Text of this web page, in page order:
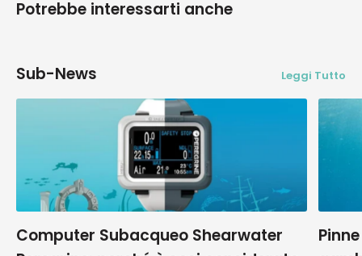
Potrebbe interessarti anche
Sub-News Leggi Tutto
Computer Subacqueo Shearwater